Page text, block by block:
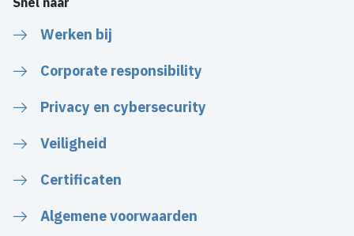
Werken bij
Corporate responsibility
Privacy en cybersecurity
Veiligheid
Certificaten
Algemene voorwaarden